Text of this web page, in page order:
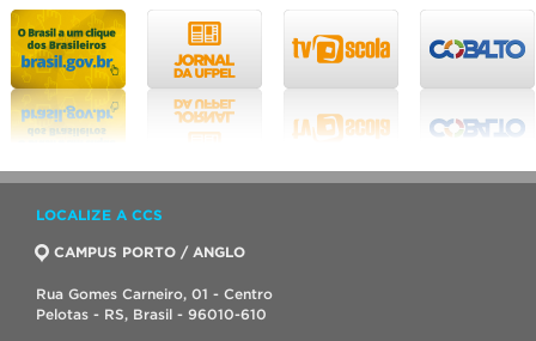
LOCALIZE A CCS
CAMPUS PORTO / ANGLO
Rua Gomes Carneiro, 01 - Centro
Pelotas - RS, Brasil - 96010-610